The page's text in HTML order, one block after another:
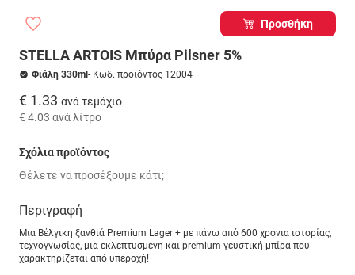
Προσθήκη
STELLA ARTOIS Μπύρα Pilsner 5%
Φιάλη 330ml - Κωδ. προϊόντος 12004
€ 1.33 ανά τεμάχιο
€ 4.03 ανά λίτρο
Σχόλια προϊόντος
Περιγραφή
Μια Βέλγικη ξανθιά Premium Lager + με πάνω από 600 χρόνια ιστορίας,
τεχνογνωσίας, μια εκλεπτυσμένη και premium γευστική μπίρα που
χαρακτηρίζεται από υπεροχή!